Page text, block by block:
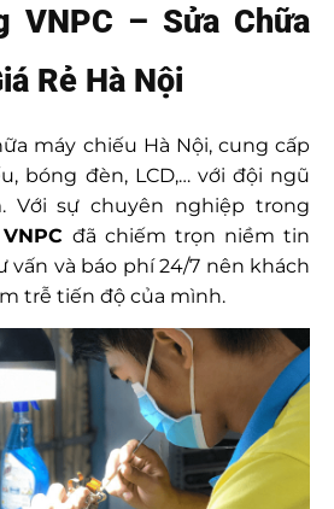
VNPC – Sửa Chữa
Rẻ Hà Nội
máy chiếu Hà Nội, cung cấp
bóng đèn, LCD,… với đội ngũ
Với sự chuyên nghiệp trong
VNPC đã chiếm trọn niềm tin
vấn và báo phí 24/7 nên khách
trễ tiến độ của mình.